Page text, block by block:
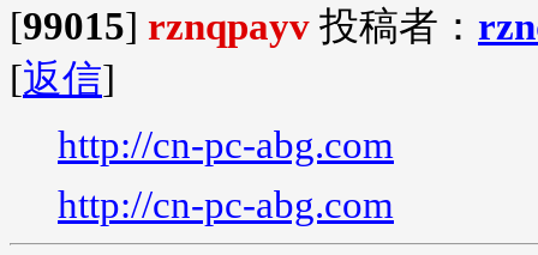
[99015] rznqpayv 投稿者：
[返信]
http://cn-pc-abg.com
http://cn-pc-abg.com